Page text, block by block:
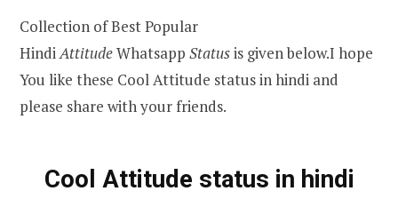
Collection of Best Popular
HindiAttitudeWhatsapp Statusis given below.I hope
You like these Cool Attitude status in hindi and
please share with your friends.
Cool Attitude status in hindi